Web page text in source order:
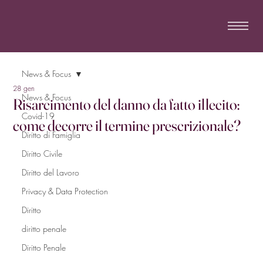
News & Focus
Covid-19
Diritto di Famiglia
Diritto Civile
Diritto del Lavoro
Privacy & Data Protection
Diritto
diritto penale
Diritto Penale
News & Focus
Risarcimento del danno da fatto illecito:
come decorre il termine prescrizionale?
28 gen